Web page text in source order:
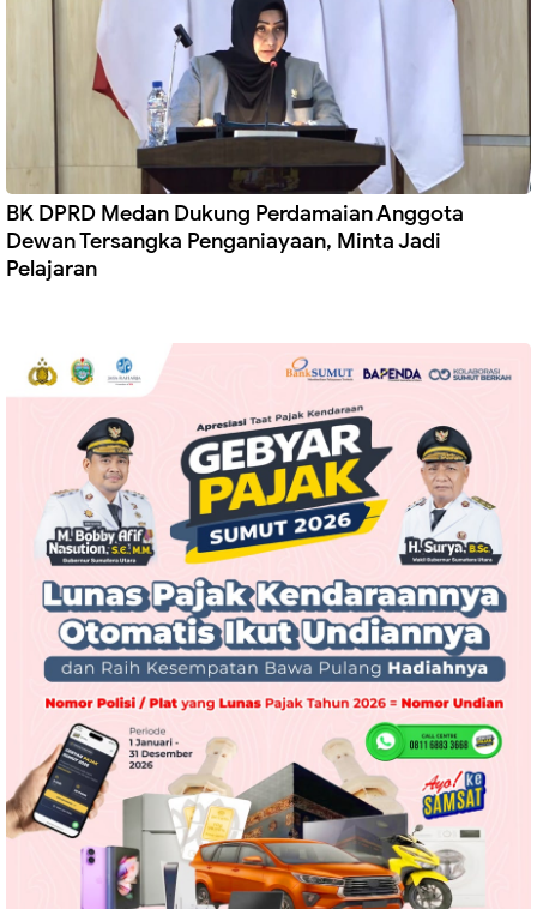
BK DPRD Medan Dukung Perdamaian Anggota
Dewan Tersangka Penganiayaan, Minta Jadi
Pelajaran